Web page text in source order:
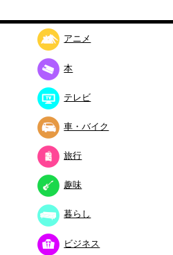
アニメ
本
テレビ
車・バイク
旅行
趣味
暮らし
ビジネス